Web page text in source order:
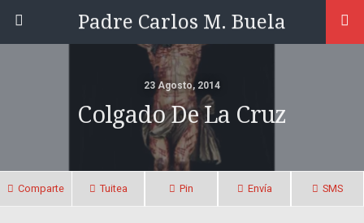
Padre Carlos M. Buela
23 Agosto, 2014
Colgado De La Cruz
Comparte Tuitea Pin Envía SMS